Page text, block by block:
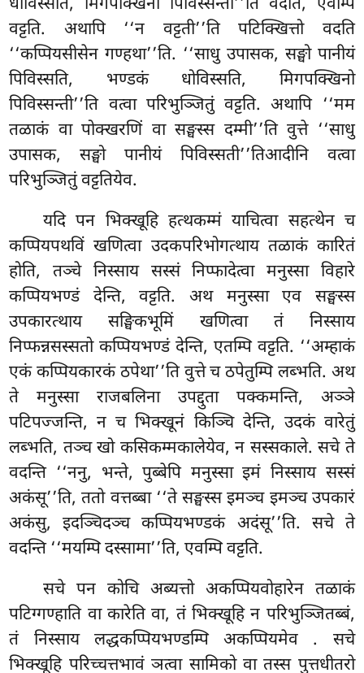
धोविस्सति, मिगपक्खिनो पिविस्सन्ती’’ति वदति, एवम्पि
वट्टति. अथापि ‘‘न वट्टती’’ति पटिक्खित्तो वदति
‘‘कप्पियसीसेन गण्हथा’’ति. ‘‘साधु उपासक, सङ्घो पानीयं
पिविस्सति, भण्डकं धोविस्सति, मिगपक्खिनो
पिविस्सन्ती’’ति वत्वा परिभुञ्जितुं वट्टति. अथापि ‘‘मम
तळाकं वा पोक्खरणिं वा सङ्घस्स दम्मी’’ति वुत्ते ‘‘साधु
उपासक, सङ्घो पानीयं पिविस्सती’’तिआदीनि वत्वा
परिभुञ्जितुं वट्टतियेव.
यदि पन भिक्खूहि हत्थकम्मं याचित्वा सहत्थेन च
कप्पियपथविं खणित्वा उदकपरिभोगत्थाय तळाकं कारितं
होति, तञ्चे निस्साय सस्सं निप्फादेत्वा मनुस्सा विहारे
कप्पियभण्डं देन्ति, वट्टति. अथ मनुस्सा एव सङ्घस्स
उपकारत्थाय सङ्घिकभूमिं खणित्वा तं निस्साय
निप्फन्नसस्सतो कप्पियभण्डं देन्ति, एतम्पि वट्टति. ‘‘अम्हाकं
एकं कप्पियकारकं ठपेथा’’ति वुत्ते च ठपेतुम्पि लब्भति. अथ
ते मनुस्सा राजबलिना उपद्दुता पक्कमन्ति, अञ्ञे
पटिपज्जन्ति, न च भिक्खूनं किञ्चि देन्ति, उदकं वारेतुं
लब्भति, तञ्च खो कसिकम्मकालेयेव, न सस्सकाले. सचे ते
वदन्ति ‘‘ननु, भन्ते, पुब्बेपि मनुस्सा इमं निस्साय सस्सं
अकंसू’’ति, ततो वत्तब्बा ‘‘ते सङ्घस्स इमञ्च इमञ्च उपकारं
अकंसु, इदञ्चिदञ्च कप्पियभण्डकं अदंसू’’ति. सचे ते
वदन्ति ‘‘मयम्पि दस्सामा’’ति, एवम्पि वट्टति.
सचे पन कोचि अब्यत्तो अकप्पियवोहारेन तळाकं
पटिग्गण्हाति वा कारेति वा, तं भिक्खूहि न परिभुञ्जितब्बं,
तं निस्साय लद्धकप्पियभण्डम्पि अकप्पियमेव . सचे
भिक्खूहि परिच्चत्तभावं ञत्वा सामिको वा तस्स पुत्तधीतरो